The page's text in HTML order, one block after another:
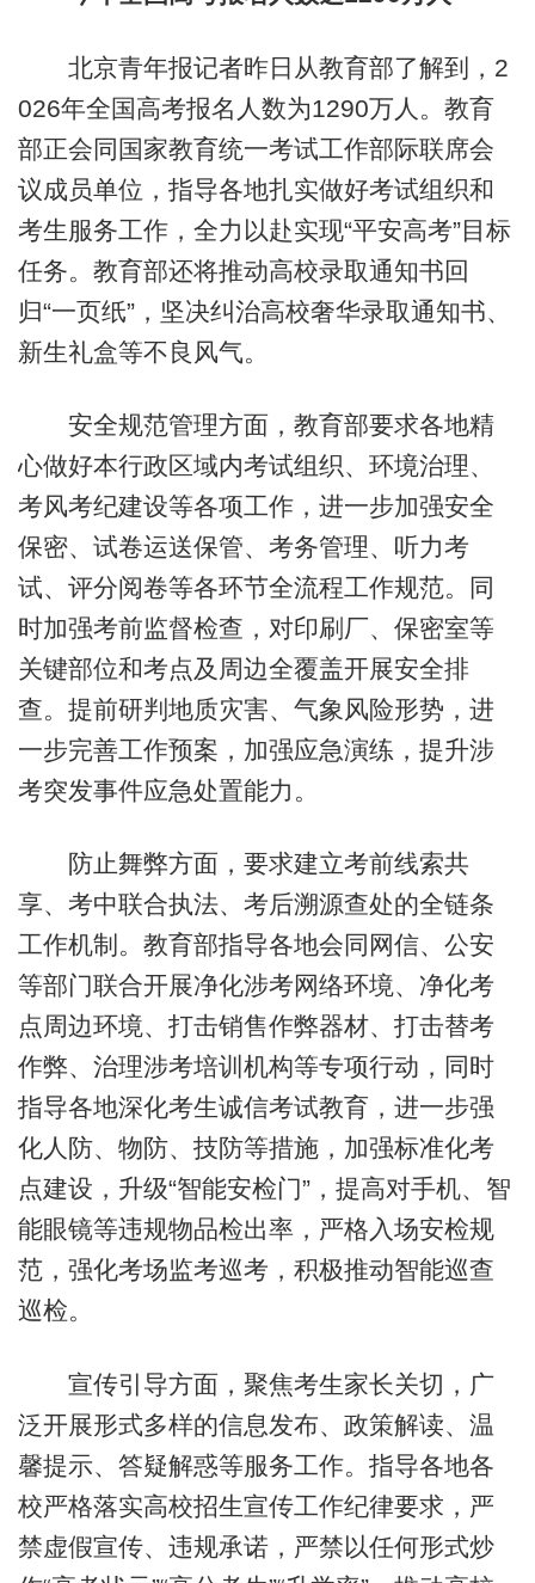
北京青年报记者昨日从教育部了解到，2
026年全国高考报名人数为1290万人。教育
部正会同国家教育统一考试工作部际联席会
议成员单位，指导各地扎实做好考试组织和
考生服务工作，全力以赴实现“平安高考”目标
任务。教育部还将推动高校录取通知书回
归“一页纸”，坚决纠治高校奢华录取通知书、
新生礼盒等不良风气。
安全规范管理方面，教育部要求各地精
心做好本行政区域内考试组织、环境治理、
考风考纪建设等各项工作，进一步加强安全
保密、试卷运送保管、考务管理、听力考
试、评分阅卷等各环节全流程工作规范。同
时加强考前监督检查，对印刷厂、保密室等
关键部位和考点及周边全覆盖开展安全排
查。提前研判地质灾害、气象风险形势，进
一步完善工作预案，加强应急演练，提升涉
考突发事件应急处置能力。
防止舞弊方面，要求建立考前线索共
享、考中联合执法、考后溯源查处的全链条
工作机制。教育部指导各地会同网信、公安
等部门联合开展净化涉考网络环境、净化考
点周边环境、打击销售作弊器材、打击替考
作弊、治理涉考培训机构等专项行动，同时
指导各地深化考生诚信考试教育，进一步强
化人防、物防、技防等措施，加强标准化考
点建设，升级“智能安检门”，提高对手机、智
能眼镜等违规物品检出率，严格入场安检规
范，强化考场监考巡考，积极推动智能巡查
巡检。
宣传引导方面，聚焦考生家长关切，广
泛开展形式多样的信息发布、政策解读、温
馨提示、答疑解惑等服务工作。指导各地各
校严格落实高校招生宣传工作纪律要求，严
禁虚假宣传、违规承诺，严禁以任何形式炒